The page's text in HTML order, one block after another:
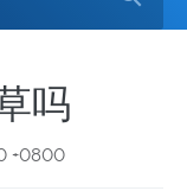
吗
+0800